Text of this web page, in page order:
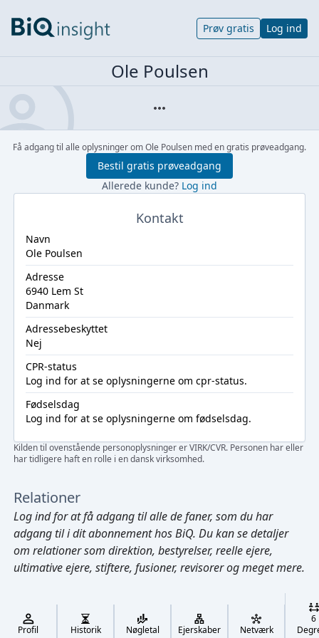
Cmd/Ctrl + K
Prøv gratis Log ind
Ole Poulsen
Få adgang til alle oplysninger om Ole Poulsen med en gratis prøveadgang.
Bestil gratis prøveadgang
Allerede kunde? Log ind
Kontakt
Navn
Ole Poulsen
Adresse
6940 Lem St
Danmark
Adressebeskyttet
Nej
CPR-status
Log ind for at se oplysningerne om cpr-status.
Fødselsdag
Log ind for at se oplysningerne om fødselsdag.
Kilden til ovenstående personoplysninger er VIRK/CVR. Personen har eller
har tidligere haft en rolle i en dansk virksomhed.
Relationer
Log indfor at få adgang til alle de faner, som du har
adgang til i dit abonnement hos BiQ. Du kan se detaljer
om relationer som direktion, bestyrelser, reelle ejere,
ultimative ejere, stiftere, fusioner, revisorer og meget mere.
Profil Historik Nøgletal Ejerskaber Netværk
6